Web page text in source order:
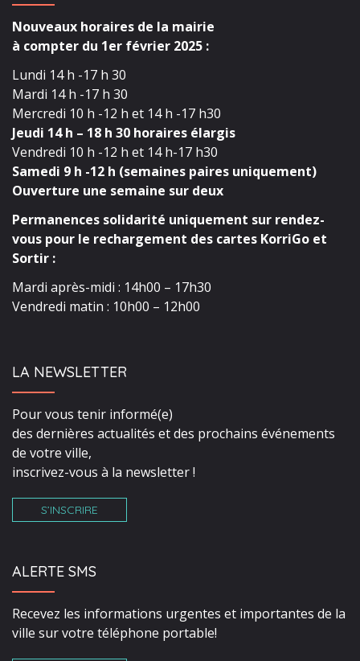
Nouveaux horaires de la mairie
à compter du 1er février 2025 :
Lundi 14 h -17 h 30
Mardi 14 h -17 h 30
Mercredi 10 h -12 h et 14 h -17 h30
Jeudi 14 h – 18 h 30 horaires élargis
Vendredi 10 h -12 h et 14 h-17 h30
Samedi 9 h -12 h (semaines paires uniquement)
Ouverture une semaine sur deux
Permanences solidarité uniquement sur rendez-
vous pour le rechargement des cartes KorriGo et
Sortir :
Mardi après-midi : 14h00 – 17h30
Vendredi matin : 10h00 – 12h00
LA NEWSLETTER
Pour vous tenir informé(e)
des dernières actualités et des prochains événements
de votre ville,
inscrivez-vous à la newsletter !
S’INSCRIRE
ALERTE SMS
Recevez les informations urgentes et importantes de la
ville sur votre téléphone portable!